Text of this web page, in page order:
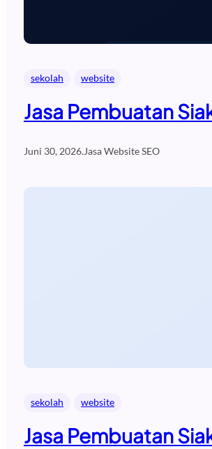
sekolah website
Jasa Pembuatan
Juni 30, 2026.Jasa Website SEO
sekolah website
Jasa Pembuatan